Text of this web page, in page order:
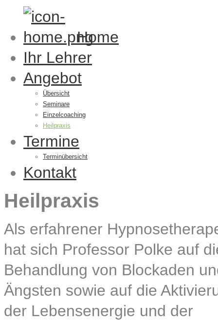
Home
Ihr Lehrer
Angebot
Übersicht
Seminare
Einzelcoaching
Heilpraxis
Termine
Terminübersicht
Kontakt
Heilpraxis
Als erfahrener
hat sich Professor Polke auf
Behandlung von Blockaden
Ängsten sowie auf die
der Lebensenergie und der